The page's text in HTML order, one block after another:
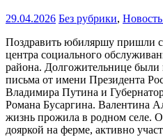
29.04.2026 Без рубрики,
Поздравить юбиляршу пришли
центра социального
района. Долгожительнице были
письма от имени Президента
Владимира Путина и
Романа Бусаргина. Валентина
жизнь прожила в родном селе.
дояркой на ферме, активно